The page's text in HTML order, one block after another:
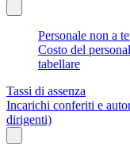
Personale non a
Costo del
tabellare
Tassi di assenza
Incarichi conferiti e
dirigenti)